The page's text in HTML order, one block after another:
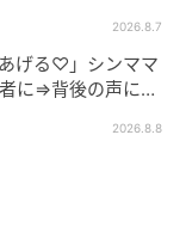
2026.8.7
げる♡」シンママ
に⇒背後の声に突
2026.8.8